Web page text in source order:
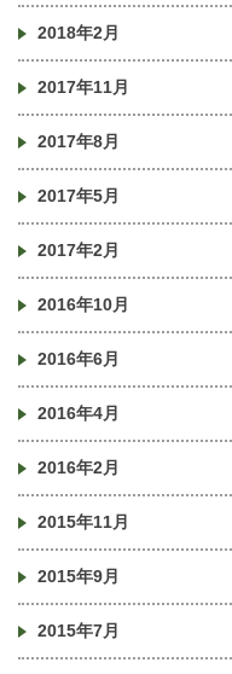
2018年2月
2017年11月
2017年8月
2017年5月
2017年2月
2016年10月
2016年6月
2016年4月
2016年2月
2015年11月
2015年9月
2015年7月